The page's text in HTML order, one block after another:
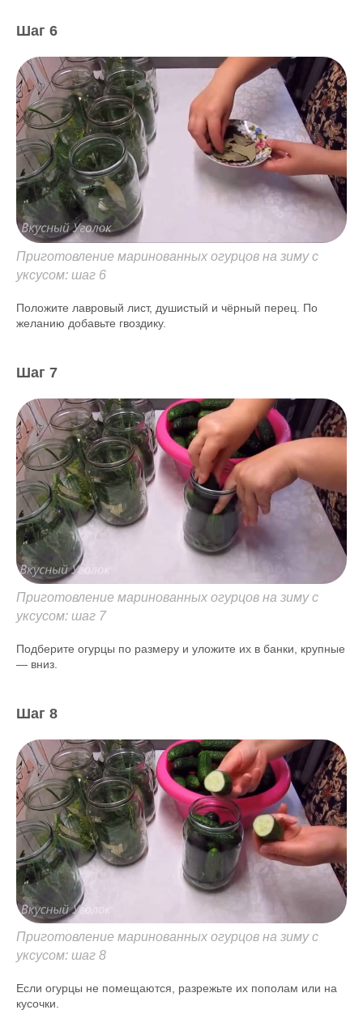
Шаг 6
Приготовление маринованных огурцов на зиму с
уксусом: шаг 6
Положите лавровый лист, душистый и чёрный перец. По
желанию добавьте гвоздику.
Шаг 7
Приготовление маринованных огурцов на зиму с
уксусом: шаг 7
Подберите огурцы по размеру и уложите их в банки, крупные
— вниз.
Шаг 8
Приготовление маринованных огурцов на зиму с
уксусом: шаг 8
Если огурцы не помещаются, разрежьте их пополам или на
кусочки.